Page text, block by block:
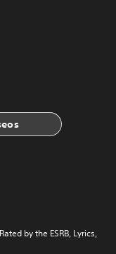
by the ESRB, Lyrics,